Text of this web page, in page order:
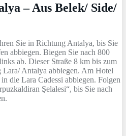
– Aus Belek/ Side/
Sie in Richtung Antalya, bis Sie
abbiegen. Biegen Sie nach 800
ab. Dieser Straße 8 km bis zum
Antalya abbiegen. Am Hotel
die Lara Cadessi abbiegen. Folgen
Şelalesi“, bis Sie nach